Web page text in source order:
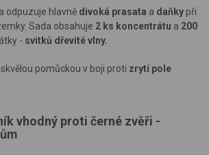
odpuzuje hlavně divoká prasata a daňky při
Sada obsahuje 2 ks koncentrátu a 200
- svitků dřevité vlny.
pomůckou v boji proti zrytí pole
vhodný proti černé zvěři -